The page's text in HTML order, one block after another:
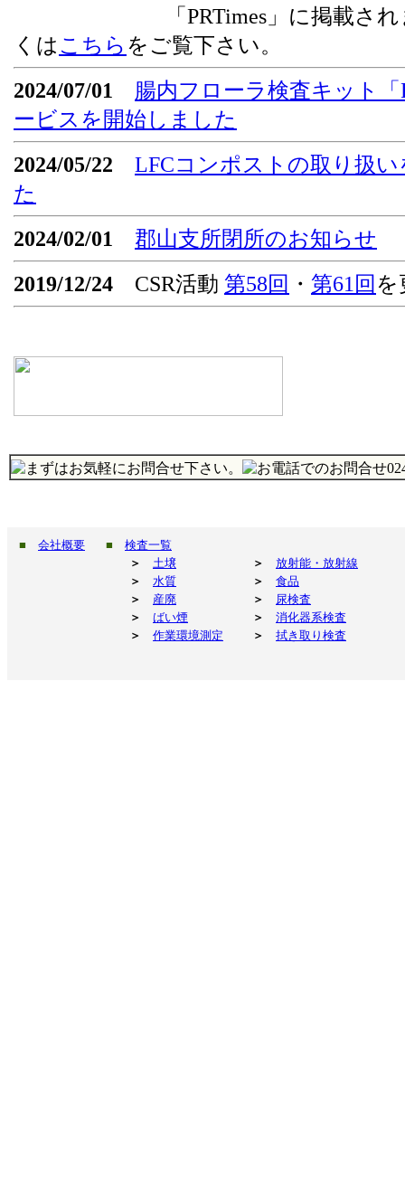
「PRTimes」に掲載されま
くはこちら をご覧下さい。
2024/07/01
腸内フローラ検査キット「
ービスを開始しました
2024/05/22
LFCコンポストの取り扱
た
2024/02/01
郡山支所閉所のお知らせ
2019/12/24 CSR活動 第58回 ・ 第61回 を
■ 会社概要 ■
検査一覧
＞
土壌 ＞
放射能・放射線
＞
水質 ＞
食品
＞
産廃 ＞
尿検査
＞
ばい煙 ＞
消化器系検査
＞
作業環境測定 ＞ 拭き取り検査